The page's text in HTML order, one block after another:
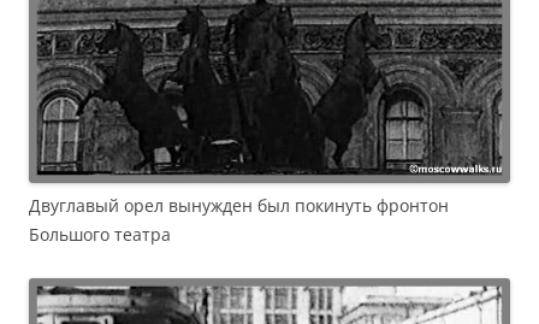
Двуглавый орел вынужден был покинуть фронтон
Большого театра